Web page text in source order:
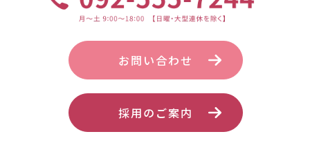
お問い合わせ
採用のご案内